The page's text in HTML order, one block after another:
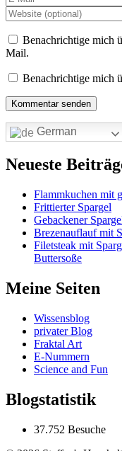
Benachrichtige mich
Mail.
Benachrichtige mich
German
Neueste
Flammkuchen mit
Frittierter Spargel
Gebackener
Brezenauflauf mit
Filetsteak mit
Buttersoße
Meine Seiten
Wissensblog
privater Blog
Fraktal Art
E-Nummern
Science and Fun
Blogstatistik
37.752 Besuche